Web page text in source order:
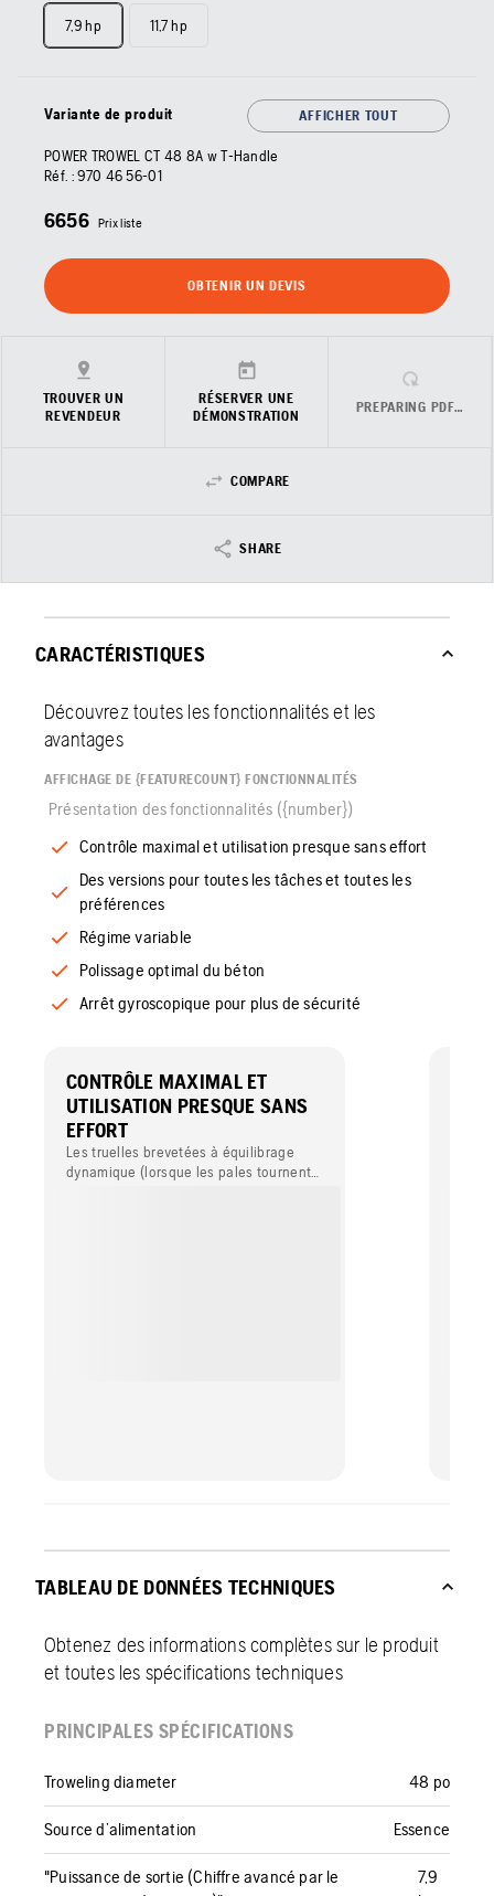
7,9 hp 11,7 hp
Variante de produit AFFICHER TOUT
POWER TROWEL CT 48 8A w T-Handle
Réf. : 970 46 56‑01
6656 Prix liste
OBTENIR UN DEVIS
TROUVER UN
REVENDEUR
RÉSERVER UNE
DÉMONSTRATION
PREPARING PDF…
COMPARE
SHARE
CARACTÉRISTIQUES
Découvrez toutes les fonctionnalités et les
avantages
AFFICHAGE DE {FEATURECOUNT} FONCTIONNALITÉS
Présentation des fonctionnalités ({number})
Contrôle maximal et utilisation presque sans effort
Des versions pour toutes les tâches et toutes les
préférences
Régime variable
Polissage optimal du béton
Arrêt gyroscopique pour plus de sécurité
CONTRÔLE MAXIMAL ET
UTILISATION PRESQUE SANS
EFFORT
Les truelles brevetées à équilibrage
dynamique (lorsque les pales tournent)
TABLEAU DE DONNÉES TECHNIQUES
Obtenez des informations complètes sur le produit
et toutes les spécifications techniques
PRINCIPALES SPÉCIFICATIONS
Troweling diameter 48 po
Source d’alimentation Essence
"Puissance de sortie (Chiffre avancé par le
7,9